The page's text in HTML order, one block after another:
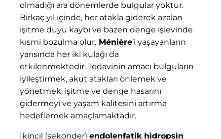
olmadığı ara dönemlerde bulgular yoktur.
Birkaç yıl içinde, her atakla giderek azalan
işitme duyu kaybı ve bazen denge işlevinde
kısmi bozulma olur. Ménière’i yaşayanların
yarısında her iki kulağı da
etkilenmektedir. Tedavinin amacı bulguların
iyileştirmek, akut atakları önlemek ve
yönetmek, işitme ve denge hasarını
gidermeyi ve yaşam kalitesini artırma
hedeflemek amaçlamaktadır.
İkincil (sekonder) endolenfatik hidropsin